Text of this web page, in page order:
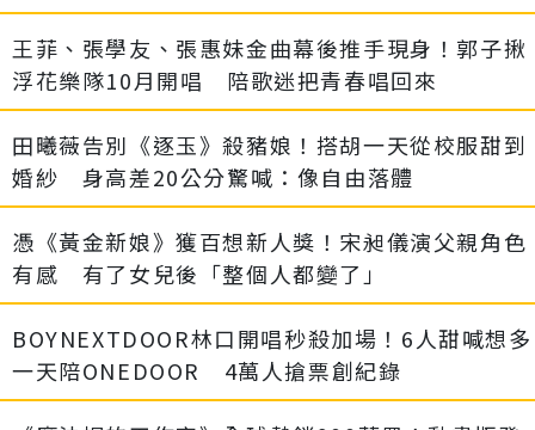
王菲、張學友、張惠妹金曲幕後推手現身！郭子揪
浮花樂隊10月開唱 陪歌迷把青春唱回來
田曦薇告別《逐玉》殺豬娘！搭胡一天從校服甜到
婚紗 身高差20公分驚喊：像自由落體
憑《黃金新娘》獲百想新人獎！宋昶儀演父親角色
有感 有了女兒後「整個人都變了」
BOYNEXTDOOR林口開唱秒殺加場！6人甜喊想多
一天陪ONEDOOR 4萬人搶票創紀錄